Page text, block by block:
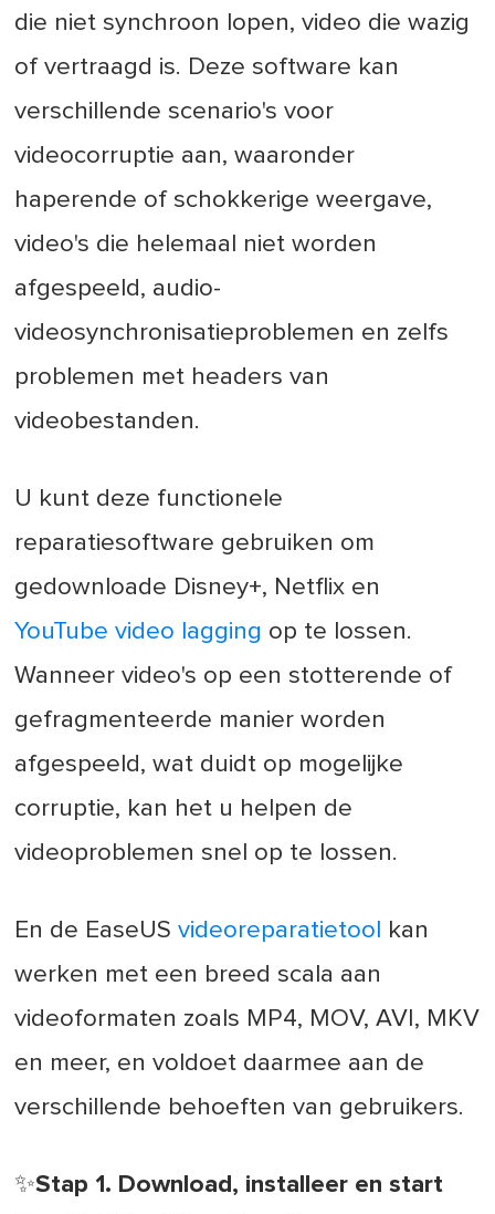
die niet synchroon lopen, video die wazig
of vertraagd is. Deze software kan
verschillende scenario's voor
videocorruptie aan, waaronder
haperende of schokkerige weergave,
video's die helemaal niet worden
afgespeeld, audio-
videosynchronisatieproblemen en zelfs
problemen met headers van
videobestanden.
U kunt deze functionele
reparatiesoftware gebruiken om
gedownloade Disney+, Netflix en
YouTube video lagging op te lossen.
Wanneer video's op een stotterende of
gefragmenteerde manier worden
afgespeeld, wat duidt op mogelijke
corruptie, kan het u helpen de
videoproblemen snel op te lossen.
En de EaseUSvideoreparatietool
kan
werken met een breed scala aan
videoformaten zoals MP4, MOV, AVI, MKV
en meer, en voldoet daarmee aan de
verschillende behoeften van gebruikers.
✨Stap 1. Download, installeer en start